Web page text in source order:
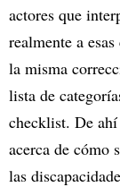
actores que
realmente a
la misma
lista de
checklist. De ahí
acerca de cómo
las